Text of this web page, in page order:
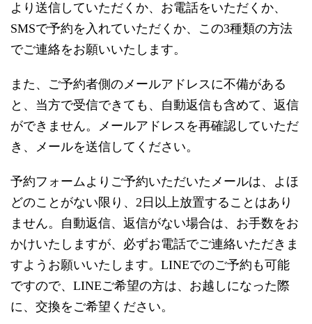
より送信していただくか、お電話をいただくか、
SMSで予約を入れていただくか、この3種類の方法
でご連絡をお願いいたします。
また、ご予約者側のメールアドレスに不備がある
と、当方で受信できても、自動返信も含めて、返信
ができません。メールアドレスを再確認していただ
き、メールを送信してください。
予約フォームよりご予約いただいたメールは、よほ
どのことがない限り、2日以上放置することはあり
ません。自動返信、返信がない場合は、お手数をお
かけいたしますが、必ずお電話でご連絡いただきま
すようお願いいたします。LINEでのご予約も可能
ですので、LINEご希望の方は、お越しになった際
に、交換をご希望ください。